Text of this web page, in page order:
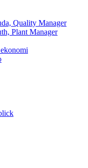
Quality Manager
Plant Manager